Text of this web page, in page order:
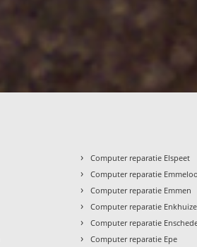
› Computer reparatie Elspeet
› Computer reparatie
› Computer reparatie Emmen
› Computer reparatie
› Computer reparatie
› Computer reparatie Epe